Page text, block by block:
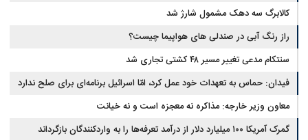
کالابرگ سه دهک مشمول شارژ شد
راز رنگ آبی در صندلی های هواپیما چیست؟
سنتکام مدعی تغییر مسیر ۴۸ کشتی تجاری شد
فیدان: حماس به تعهدات خود عمل کرد، امّا اسرائیل برنامه‌ای برای صلح ندارد
معاون وزیر خارجه: مذاکره نه معجزه است و نه خیانت
گمرک آمریکا ۱۰۰ میلیارد دلار از درآمد تعرفه‌ها را به واردکنندگان بازگرداند